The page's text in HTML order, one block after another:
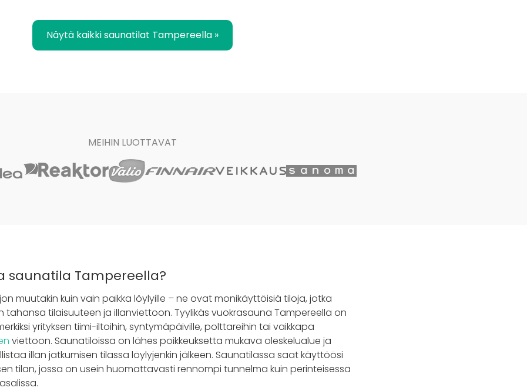
Näytä kaikki saunatilat Tampereella »
MEIHIN LUOTTAVAT
saunatila Tampereella?
muutakin kuin vain paikka löylyille – ne ovat monikäyttöisiä tiloja, jotka
tahansa tilaisuuteen ja illanviettoon. Tyylikäs vuokrasauna Tampereella on
yrityksen tiimi-iltoihin, syntymäpäiville, polttareihin tai vaikkapa
viettoon. Saunatiloissa on lähes poikkeuksetta mukava oleskelualue ja
illan jatkumisen tilassa löylyjenkin jälkeen. Saunatilassa saat käyttöösi
tilan, jossa on usein huomattavasti rennompi tunnelma kuin perinteisessä